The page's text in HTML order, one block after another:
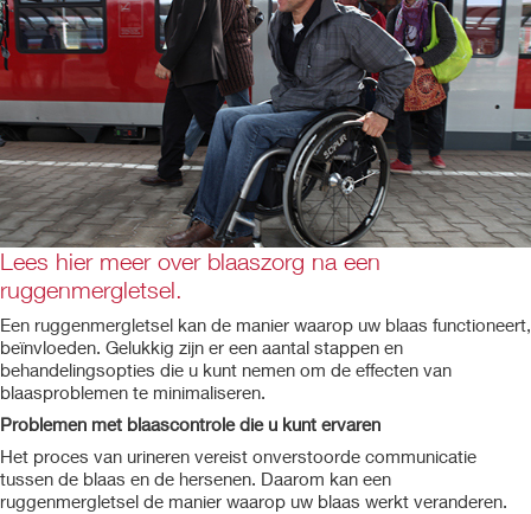
Lees hier meer over blaaszorg na een
ruggenmergletsel.
Een ruggenmergletsel kan de manier waarop uw blaas functioneert,
beïnvloeden. Gelukkig zijn er een aantal stappen en
behandelingsopties die u kunt nemen om de effecten van
blaasproblemen te minimaliseren.
Problemen met blaascontrole die u kunt ervaren
Het proces van urineren vereist onverstoorde communicatie
tussen de blaas en de hersenen. Daarom kan een
ruggenmergletsel de manier waarop uw blaas werkt veranderen.